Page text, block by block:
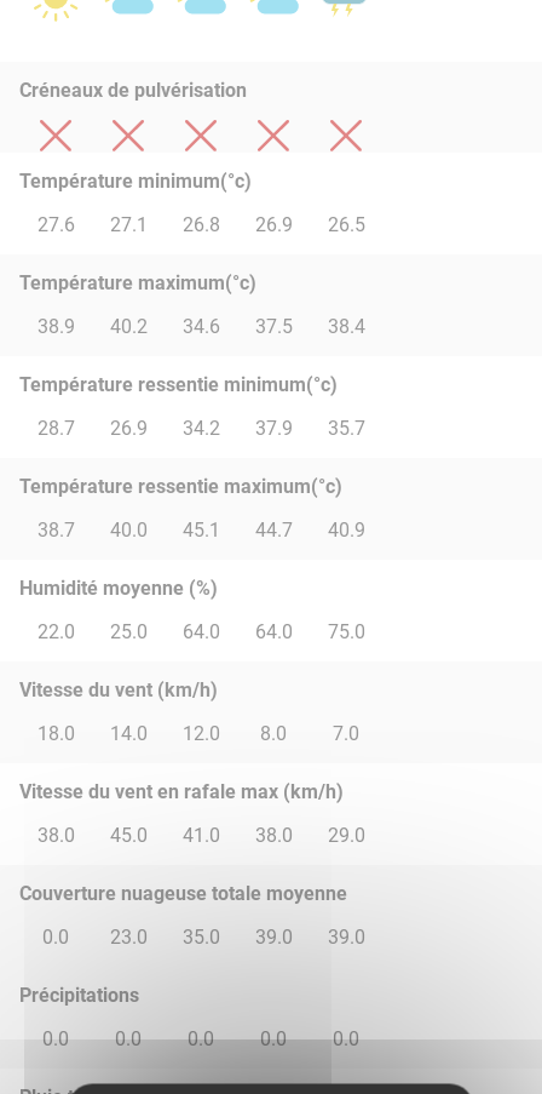
Créneaux de pulvérisation
Température minimum(°c)
27.6
27.1 26.8 26.9 26.5
Température maximum(°c)
38.9
40.2 34.6 37.5 38.4
Température ressentie minimum(°c)
28.7
26.9 34.2 37.9 35.7
Température ressentie maximum(°c)
38.7
40.0 45.1 44.7 40.9
Humidité moyenne (%)
22.0
25.0 64.0 64.0 75.0
Vitesse du vent (km/h)
18.0
14.0 12.0 8.0 7.0
Vitesse du vent en rafale max (km/h)
38.0
45.0 41.0 38.0 29.0
Couverture nuageuse totale moyenne
0.0
23.0 35.0 39.0 39.0
Précipitations
0.0
0.0 0.0 0.0 0.0